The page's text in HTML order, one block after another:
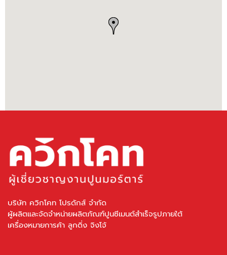
บริษัท ควิกโคท โปรดักส์ จำกัด
ผู้ผลิตและจัดจำหน่ายผลิตภัณฑ์ปูนซีเมนต์สำเร็จรูปภายใต้
เครื่องหมายการค้า ลูกดิ่ง จิงโจ้